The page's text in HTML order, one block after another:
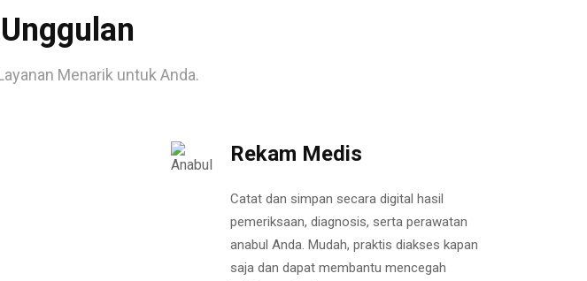
Menarik untuk Anda.
Rekam Medis
Catat dan simpan secara digital hasil
pemeriksaan, diagnosis, serta perawatan
anabul Anda. Mudah, praktis diakses kapan
saja dan dapat membantu mencegah